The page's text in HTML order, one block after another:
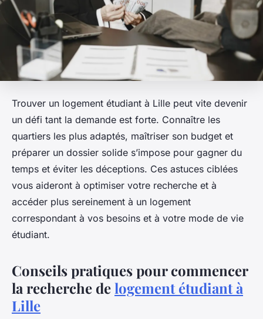
Trouver un logement étudiant à Lille peut vite devenir
un défi tant la demande est forte. Connaître les
quartiers les plus adaptés, maîtriser son budget et
préparer un dossier solide s’impose pour gagner du
temps et éviter les déceptions. Ces astuces ciblées
vous aideront à optimiser votre recherche et à
accéder plus sereinement à un logement
correspondant à vos besoins et à votre mode de vie
étudiant.
Conseils pratiques pour commencer
la recherche delogement étudiant à
Lille